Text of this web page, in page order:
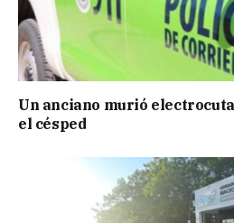
Un anciano murió
el césped